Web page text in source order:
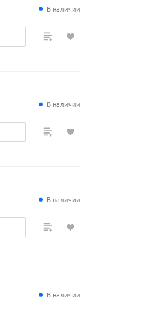
В наличии
В наличии
В наличии
В наличии